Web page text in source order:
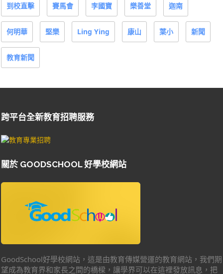
到校直擊 賽馬會 李國寶 樂善堂 迦南
何明華 堅樂 Ling Ying 康山 葉小 新聞
教育新聞
跨平台全新教育招聘服務
關於 GOODSCHOOL 好學校網站
GoodSchool好學校網站，這是由教育傳媒營運的教育網站，我們期
望成為教育界和家長之間的橋樑，讓學界可以在這裡發放訊息，把